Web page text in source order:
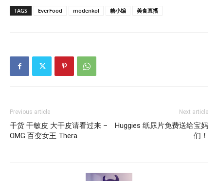
TAGS EverFood modenkol 糖小编 美食直播
Previous article
干货 干敏皮 大干皮请看过来 –
OMG 百变女王 Thera
Next article
Huggies 纸尿片免费送给宝妈
们！